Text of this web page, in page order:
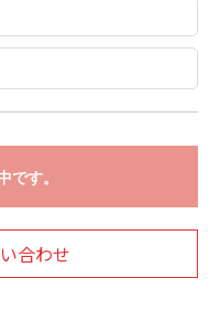
です。
合わせ